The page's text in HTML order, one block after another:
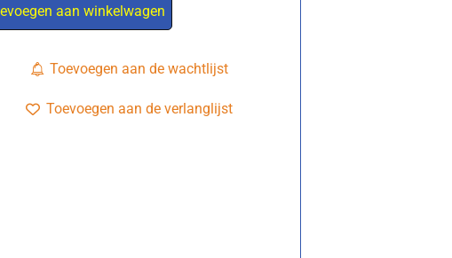
aan winkelwagen
Toevoegen aan de wachtlijst
Toevoegen aan de verlanglijst